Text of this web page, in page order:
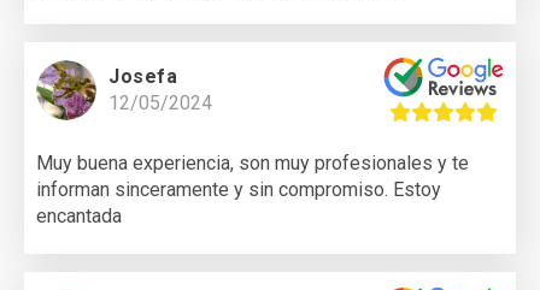
Josefa
12/05/2024
Muy buena experiencia, son muy profesionales y te
informan sinceramente y sin compromiso. Estoy
encantada